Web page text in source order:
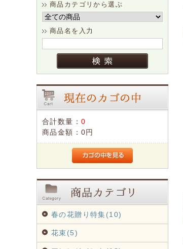
商品カテゴリから選ぶ
商品名を入力
合計数量： 0
商品金額： 0円
春の花贈り特集(10)
花束(5)